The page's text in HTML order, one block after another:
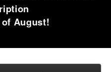
August!